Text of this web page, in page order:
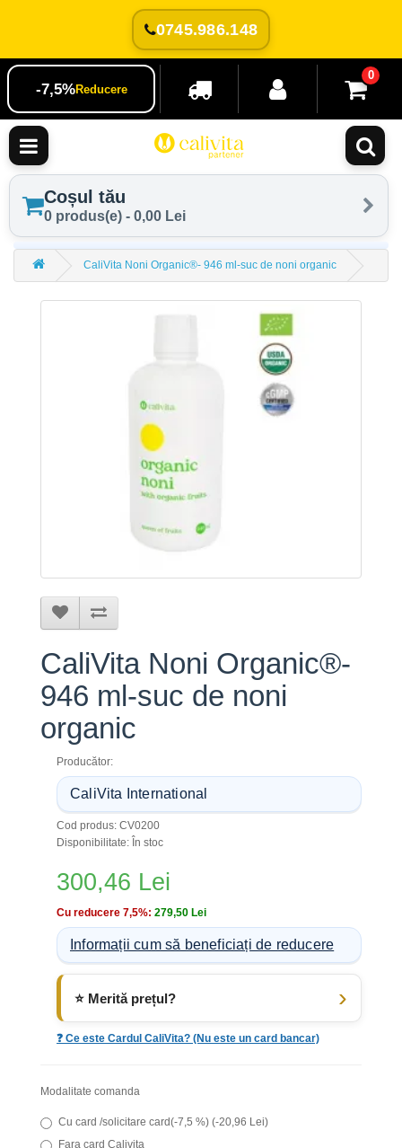
0745.986.148
-7,5%Reducere
0
Coșul tău
0 produs(e) - 0,00 Lei
CaliVita Noni Organic®️- 946 ml-suc de noni organic
CaliVita Noni Organic®️-
946 ml-suc de noni
organic
Producător:
CaliVita International
Cod produs: CV0200
Disponibilitate: În stoc
300,46 Lei
Cu reducere 7,5%: 279,50 Lei
Informații cum să beneficiați de reducere
⭐ Merită prețul?
❓ Ce este Cardul CaliVita? (Nu este un card bancar)
Modalitate comanda
Cu card /solicitare card(-7,5 %) (-20,96 Lei)
Fara card Calivita